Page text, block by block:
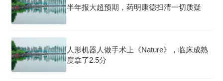
半年报大超预期，药明康德扫清一切质疑
人形机器人做手术上《Nature》，临床成熟
度拿了2.5分